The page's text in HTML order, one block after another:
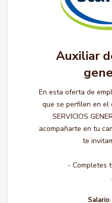
Auxiliar
En esta oferta de
que se perfilen en el
SERVICIOS
acompañarte en tu
te
- Completes
Salario